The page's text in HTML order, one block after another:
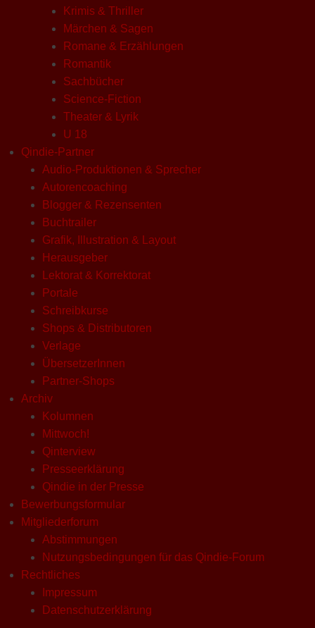
Krimis & Thriller
Märchen & Sagen
Romane & Erzählungen
Romantik
Sachbücher
Science-Fiction
Theater & Lyrik
U 18
Qindie-Partner
Audio-Produktionen & Sprecher
Autorencoaching
Blogger & Rezensenten
Buchtrailer
Grafik, Illustration & Layout
Herausgeber
Lektorat & Korrektorat
Portale
Schreibkurse
Shops & Distributoren
Verlage
ÜbersetzerInnen
Partner-Shops
Archiv
Kolumnen
Mittwoch!
Qinterview
Presseerklärung
Qindie in der Presse
Bewerbungsformular
Mitgliederforum
Abstimmungen
Nutzungsbedingungen für das Qindie-Forum
Rechtliches
Impressum
Datenschutzerklärung